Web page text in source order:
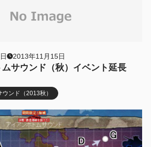
2013年11月15日
サウンド（秋）イベント延長
ンド（2013秋）